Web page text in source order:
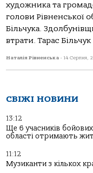
художника та
голови Рівненської
Більчука.
втрати. Тарас
Наталія Рівненська - 14 Серпня,
СВІЖІ НОВИНИ
13:12
Ще 6 учасників
області отримають
11:12
Музиканти з кількох